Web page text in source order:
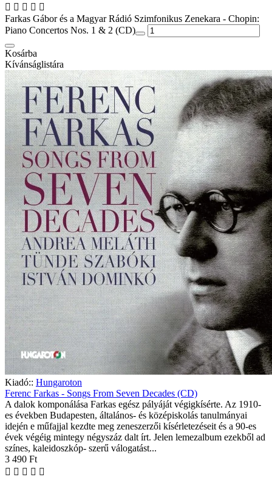
Farkas Gábor és a Magyar Rádió Szimfonikus Zenekara - Chopin:
Piano Concertos Nos. 1 & 2 (CD)
Kosárba
Kívánságlistára
Kiadó:: Hungaroton
Ferenc Farkas - Songs From Seven Decades (CD)
A dalok komponálása Farkas egész pályáját végigkísérte. Az 1910-
es években Budapesten, általános- és középiskolás tanulmányai
idején e műfajjal kezdte meg zeneszerzői kísérletezéseit és a 90-es
évek végéig mintegy négyszáz dalt írt. Jelen lemezalbum ezekből ad
színes, kaleidoszkóp- szerű válogatást...
3 490 Ft